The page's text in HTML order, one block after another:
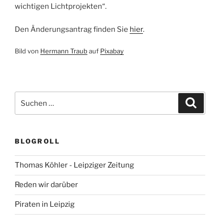
wichtigen Lichtprojekten“.
Den Änderungsantrag finden Sie hier.
Bild von Hermann Traubauf Pixabay
nach:
BLOGROLL
Thomas Köhler - Leipziger Zeitung
Reden wir darüber
Piraten in Leipzig